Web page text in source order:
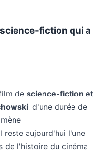
fiction qui a
de science-fiction et
, d'une durée de
reste aujourd'hui l'une
de l'histoire du cinéma